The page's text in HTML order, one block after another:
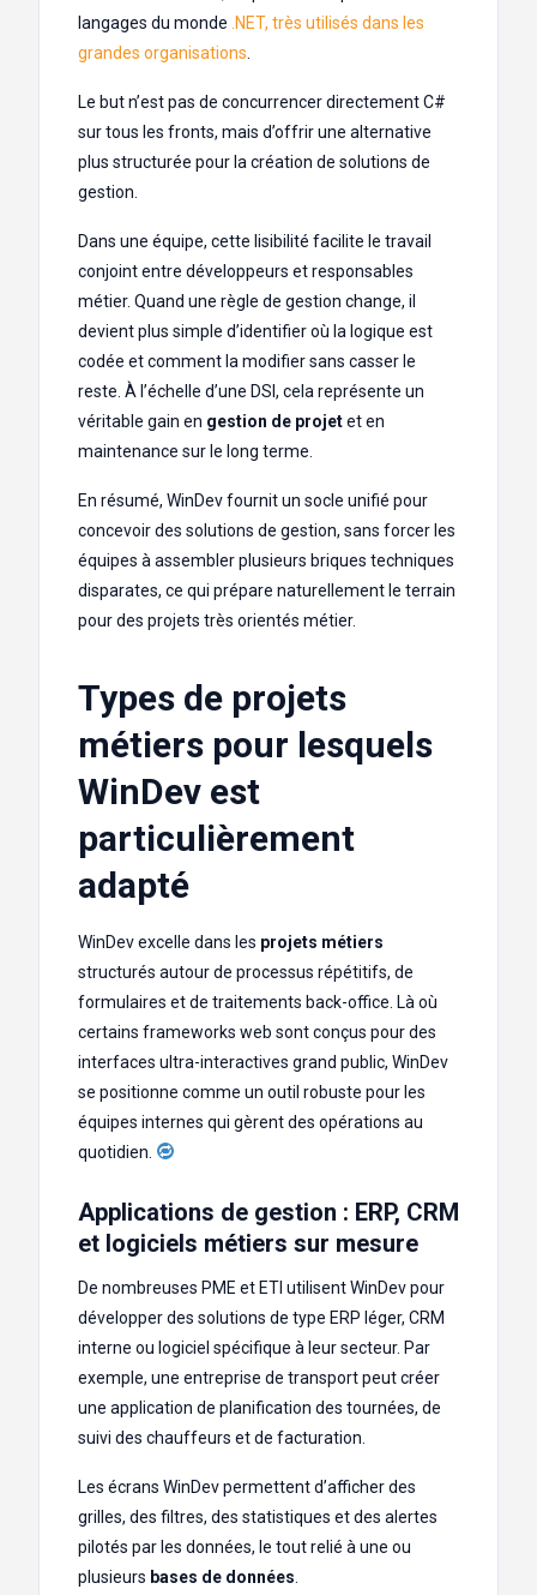
langages du monde .NET, très utilisés dans les
grandes organisations
Le but n’est pas de concurrencer directement C#
sur tous les fronts, mais d’offrir une alternative
plus structurée pour la création de solutions de
gestion.
Dans une équipe, cette lisibilité facilite le travail
conjoint entre développeurs et responsables
métier. Quand une règle de gestion change, il
devient plus simple d’identifier où la logique est
codée et comment la modifier sans casser le
reste. À l’échelle d’une DSI, cela représente un
véritable gain en gestion de projetet en
maintenance sur le long terme.
En résumé, WinDev fournit un socle unifié pour
concevoir des solutions de gestion, sans forcer les
équipes à assembler plusieurs briques techniques
disparates, ce qui prépare naturellement le terrain
pour des projets très orientés métier.
Types de projets
métiers pour lesquels
WinDev est
particulièrement
adapté
WinDev excelle dans les projets métiers
structurés autour de processus répétitifs, de
formulaires et de traitements back-office. Là où
certains frameworks web sont conçus pour des
interfaces ultra-interactives grand public, WinDev
se positionne comme un outil robuste pour les
équipes internes qui gèrent des opérations au
quotidien.
Applications de gestion : ERP, CRM
et logiciels métiers sur mesure
De nombreuses PME et ETI utilisent WinDev pour
développer des solutions de type ERP léger, CRM
interne ou logiciel spécifique à leur secteur. Par
exemple, une entreprise de transport peut créer
une application de planification des tournées, de
suivi des chauffeurs et de facturation.
Les écrans WinDev permettent d’afficher des
grilles, des filtres, des statistiques et des alertes
pilotés par les données, le tout relié à une ou
plusieurs bases de données